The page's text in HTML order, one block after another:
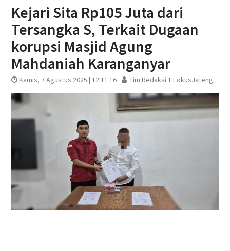
Kejari Sita Rp105 Juta dari
Tersangka S, Terkait Dugaan
korupsi Masjid Agung
Mahdaniah Karanganyar
Kamis, 7 Agustus 2025 | 12:11 16 Tim Redaksi 1 FokusJateng